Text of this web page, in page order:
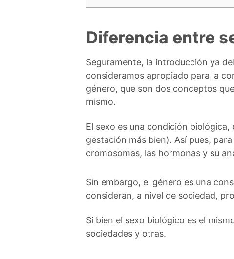
Diferencia entre
Seguramente, la introducción ya
consideramos apropiado para la
género, que son dos conceptos
mismo.
El sexo es una condición
gestación más bien). Así pues,
cromosomas, las hormonas y su
Sin embargo, el género es una
consideran, a nivel de sociedad,
Si bien el sexo biológico es el
sociedades y otras.